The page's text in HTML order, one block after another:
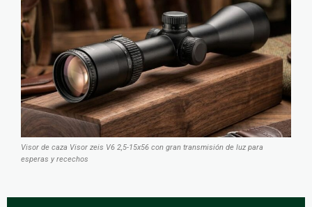
Visor de caza Visor zeis V6 2,5-15x56 con gran transmisión de luz para
esperas y recechos